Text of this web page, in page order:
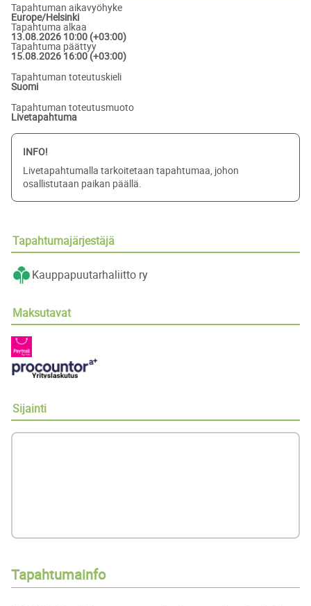
Tapahtumainfo
Tapahtuman aikavyöhyke
Europe/Helsinki
Tapahtuma alkaa
13.08.2026 10:00 (+03:00)
Tapahtuma päättyy
15.08.2026 16:00 (+03:00)
Tapahtuman toteutuskieli
Suomi
Tapahtuman toteutusmuoto
Livetapahtuma
INFO!
Livetapahtumalla tarkoitetaan tapahtumaa, johon
osallistutaan paikan päällä.
Tapahtumajärjestäjä
Kauppapuutarhaliitto ry
Maksutavat
Sijainti